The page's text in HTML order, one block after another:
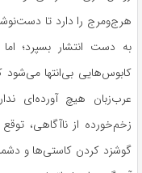
هرج‌ومرج را دارد تا
به دست انتشار بسپرد؛
کابوس‌هایی بی‌انتها می‌شود
عرب‌زبان هیچ آورده‌ای
زخم‌خورده از ناآگاهی،
گوشزد کردن کاستی‌ها و